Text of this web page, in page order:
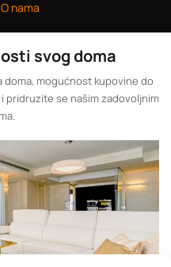
O nama
svog doma
mogućnost kupovine do
pridruzite se našim zadovoljnim